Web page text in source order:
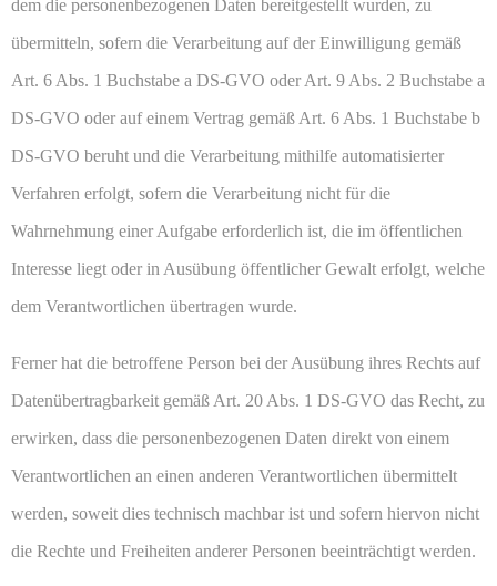
dem die personenbezogenen Daten bereitgestellt wurden, zu
übermitteln, sofern die Verarbeitung auf der Einwilligung gemäß
Art. 6 Abs. 1 Buchstabe a DS-GVO oder Art. 9 Abs. 2 Buchstabe a
DS-GVO oder auf einem Vertrag gemäß Art. 6 Abs. 1 Buchstabe b
DS-GVO beruht und die Verarbeitung mithilfe automatisierter
Verfahren erfolgt, sofern die Verarbeitung nicht für die
Wahrnehmung einer Aufgabe erforderlich ist, die im öffentlichen
Interesse liegt oder in Ausübung öffentlicher Gewalt erfolgt, welche
dem Verantwortlichen übertragen wurde.
Ferner hat die betroffene Person bei der Ausübung ihres Rechts auf
Datenübertragbarkeit gemäß Art. 20 Abs. 1 DS-GVO das Recht, zu
erwirken, dass die personenbezogenen Daten direkt von einem
Verantwortlichen an einen anderen Verantwortlichen übermittelt
werden, soweit dies technisch machbar ist und sofern hiervon nicht
die Rechte und Freiheiten anderer Personen beeinträchtigt werden.